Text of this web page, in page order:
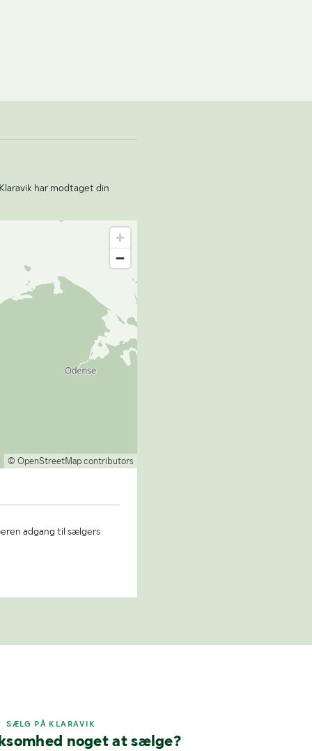
har modtaget din
© OpenStreetMap contributors
adgang til sælgers
SÆLG PÅ KLARAVIK
noget at sælge?